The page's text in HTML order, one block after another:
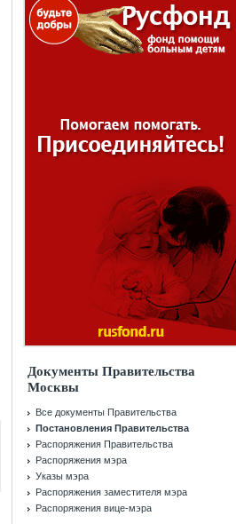
Документы Правительства
Москвы
Все документы Правительства
Постановления Правительства
Распоряжения Правительства
Распоряжения мэра
Указы мэра
Распоряжения заместителя мэра
Распоряжения вице-мэра